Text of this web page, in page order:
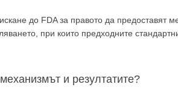
до FDA за правото да предоставят
при които предходните
и резултатите?
Аз съм медицински